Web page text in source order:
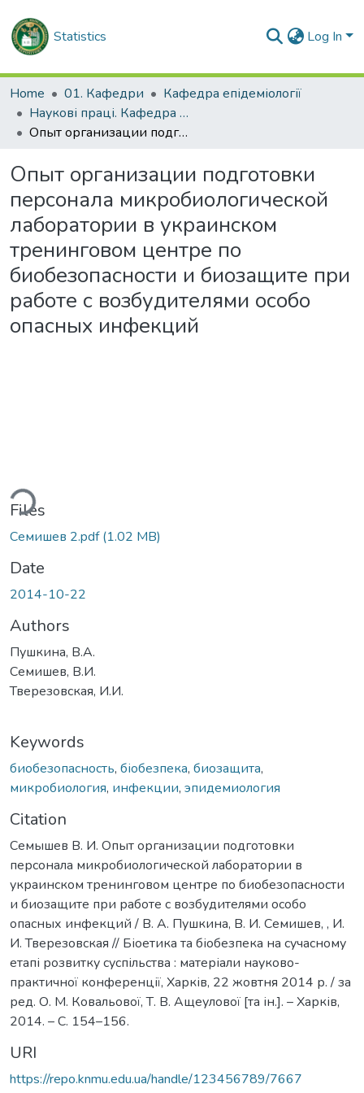
Statistics Log In
Home 01. Кафедри
Кафедра епідеміології
Наукові праці. Кафедра епідеміології
Опыт организации подготовки персонала микробиологической лаборатории в украинском тренинговом центре по биобезопасности и биозащите при работе с возбудителями особо опасных инфекций
Опыт организации подготовки
персонала микробиологической
лаборатории в украинском
тренинговом центре по
биобезопасности и биозащите при
работе с возбудителями особо
опасных инфекций
Files
Семишев 2.pdf(1.02 MB)
Date
2014-10-22
Authors
Пушкина, В.А.
Семишев, В.И.
Тверезовская, И.И.
Keywords
биобезопасность, біобезпека, биозащита,
микробиология, инфекции, эпидемиология
Citation
Семышев В. И. Опыт организации подготовки
персонала микробиологической лаборатории в
украинском тренинговом центре по биобезопасности
и биозащите при работе с возбудителями особо
опасных инфекций / В. А. Пушкина, В. И. Семишев, , И.
И. Тверезовская // Біоетика та біобезпека на сучасному
етапі розвитку суспільства : матеріали науково-
практичної конференції, Харків, 22 жовтня 2014 р. / за
ред. О. М. Ковальової, Т. В. Ащеулової [та ін.]. – Харків,
2014. – С. 154–156.
URI
https://repo.knmu.edu.ua/handle/123456789/7667